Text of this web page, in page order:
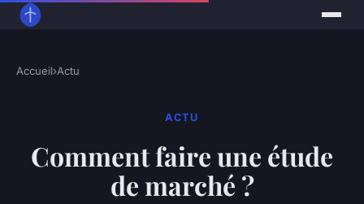
Accueil›Actu
ACTU
Comment faire une étude
de marché ?